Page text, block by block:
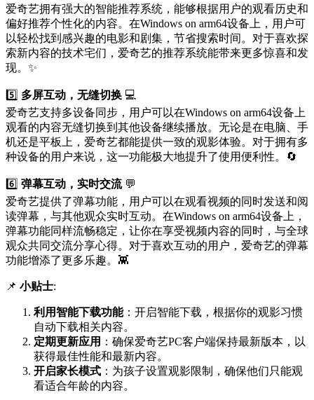
爱奇艺拥有强大的智能推荐系统，能够根据用户的观看历史和
偏好推荐个性化的内容。在Windows on arm64设备上，用户可
以轻松找到感兴趣的电影和剧集，节省搜索时间。对于喜欢探
索新内容的技术宅们，爱奇艺的推荐系统能带来更多惊喜和发
现。✨
5️⃣ 多屏互动，无缝切换 💻
爱奇艺支持多设备同步，用户可以在Windows on arm64设备上
观看的内容无缝切换到其他设备继续播放。无论是在电脑、手
机还是平板上，爱奇艺都能提供一致的观影体验。对于拥有多
种设备的用户来说，这一功能极大地提升了使用便利性。🔄
6️⃣ 弹幕互动，实时交流💬
爱奇艺提供了弹幕功能，用户可以在观看视频的同时发送和阅
读弹幕，与其他观众实时互动。在Windows on arm64设备上，
弹幕功能同样流畅稳定，让你在享受视频内容的同时，与全球
观众共同交流分享心得。对于喜欢互动的用户，爱奇艺的弹幕
功能增添了更多乐趣。👾
📌 小贴士:
利用智能下载功能：开启智能下载，根据你的观影习惯
自动下载相关内容。
定期更新应用 ：确保爱奇艺PC客户端保持最新版本，以
获得最佳性能和最新内容。
开启家长模式 ：为孩子设置观影限制，确保他们只能观
看适合年龄的内容。